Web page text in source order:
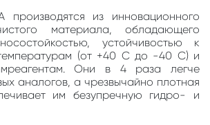
производятся из инновационного
материала, обладающего
устойчивостью к
(от +40 С до -40 С) и
Они в 4 раза легче
аналогов, а чрезвычайно плотная
им безупречную гидро- и